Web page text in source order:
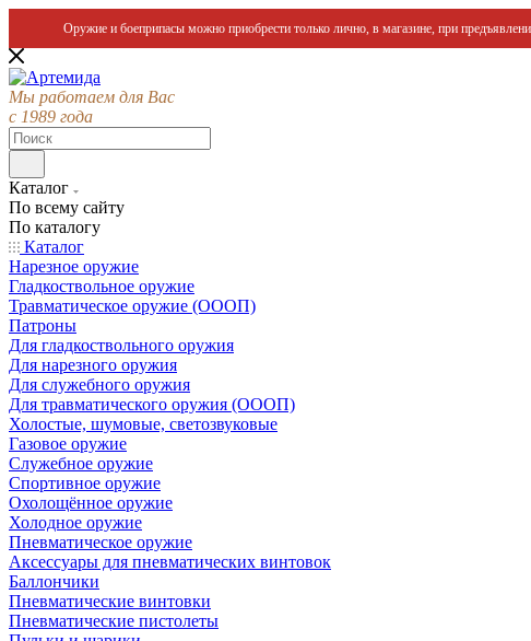
Оружие и боеприпасы можно приобрести только лично, в магазине, при
Мы работаем для Вас
с 1989 года
Каталог
По всему сайту
По каталогу
Каталог
Нарезное оружие
Гладкоствольное оружие
Травматическое оружие (ОООП)
Патроны
Для гладкоствольного оружия
Для нарезного оружия
Для служебного оружия
Для травматического оружия (ОООП)
Холостые, шумовые, светозвуковые
Газовое оружие
Служебное оружие
Спортивное оружие
Охолощённое оружие
Холодное оружие
Пневматическое оружие
Аксессуары для пневматических винтовок
Баллончики
Пневматические винтовки
Пневматические пистолеты